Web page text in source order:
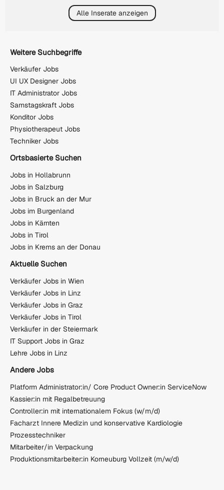
Alle Inserate anzeigen
Weitere Suchbegriffe
Verkäufer Jobs
UI UX Designer Jobs
IT Administrator Jobs
Samstagskraft Jobs
Konditor Jobs
Physiotherapeut Jobs
Techniker Jobs
Ortsbasierte Suchen
Jobs in Hollabrunn
Jobs in Salzburg
Jobs in Bruck an der Mur
Jobs im Burgenland
Jobs in Kärnten
Jobs in Tirol
Jobs in Krems an der Donau
Aktuelle Suchen
Verkäufer Jobs in Wien
Verkäufer Jobs in Linz
Verkäufer Jobs in Graz
Verkäufer Jobs in Tirol
Verkäufer in der Steiermark
IT Support Jobs in Graz
Lehre Jobs in Linz
Andere Jobs
Platform Administrator:in/ Core Product Owner:in ServiceNow
Kassier:in mit Regalbetreuung
Controller:in mit internationalem Fokus (w/m/d)
Facharzt Innere Medizin und konservative Kardiologie
Prozesstechniker
Mitarbeiter/in Verpackung
Produktionsmitarbeiter:in Korneuburg Vollzeit (m/w/d)